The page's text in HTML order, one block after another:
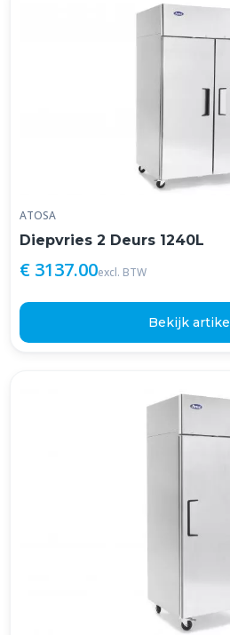
ATOSA
Diepvries 2 Deurs 1240L
€ 3137.00excl. BTW
Bekijk artikel